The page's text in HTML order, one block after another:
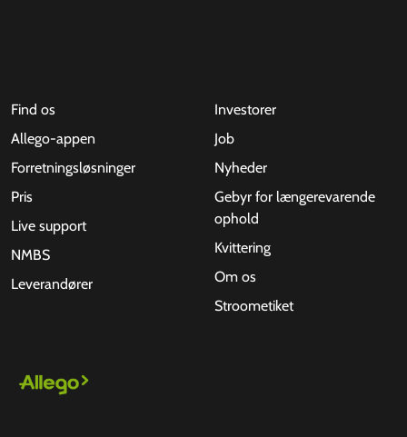
Find os
Allego-appen
Forretningsløsninger
Pris
Live support
NMBS
Leverandører
Investorer
Job
Nyheder
Gebyr for længerevarende
ophold
Kvittering
Om os
Stroometiket